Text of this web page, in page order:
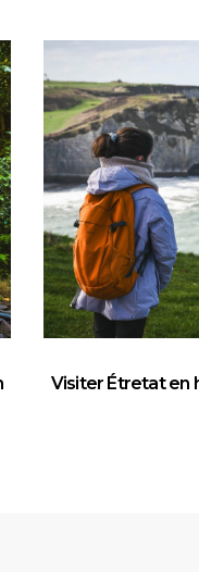
Visiter Étretat en